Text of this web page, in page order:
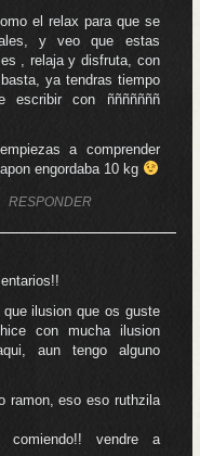
el relax para que se
y veo que estas
, relaja y disfruta, con
ya tendras tiempo
escribir con ñññññññ
a comprender
engordaba 10 kg
RESPONDER
ilusion que os guste
con mucha ilusion
aun tengo alguno
ramon, eso eso ruthzila
vendre a